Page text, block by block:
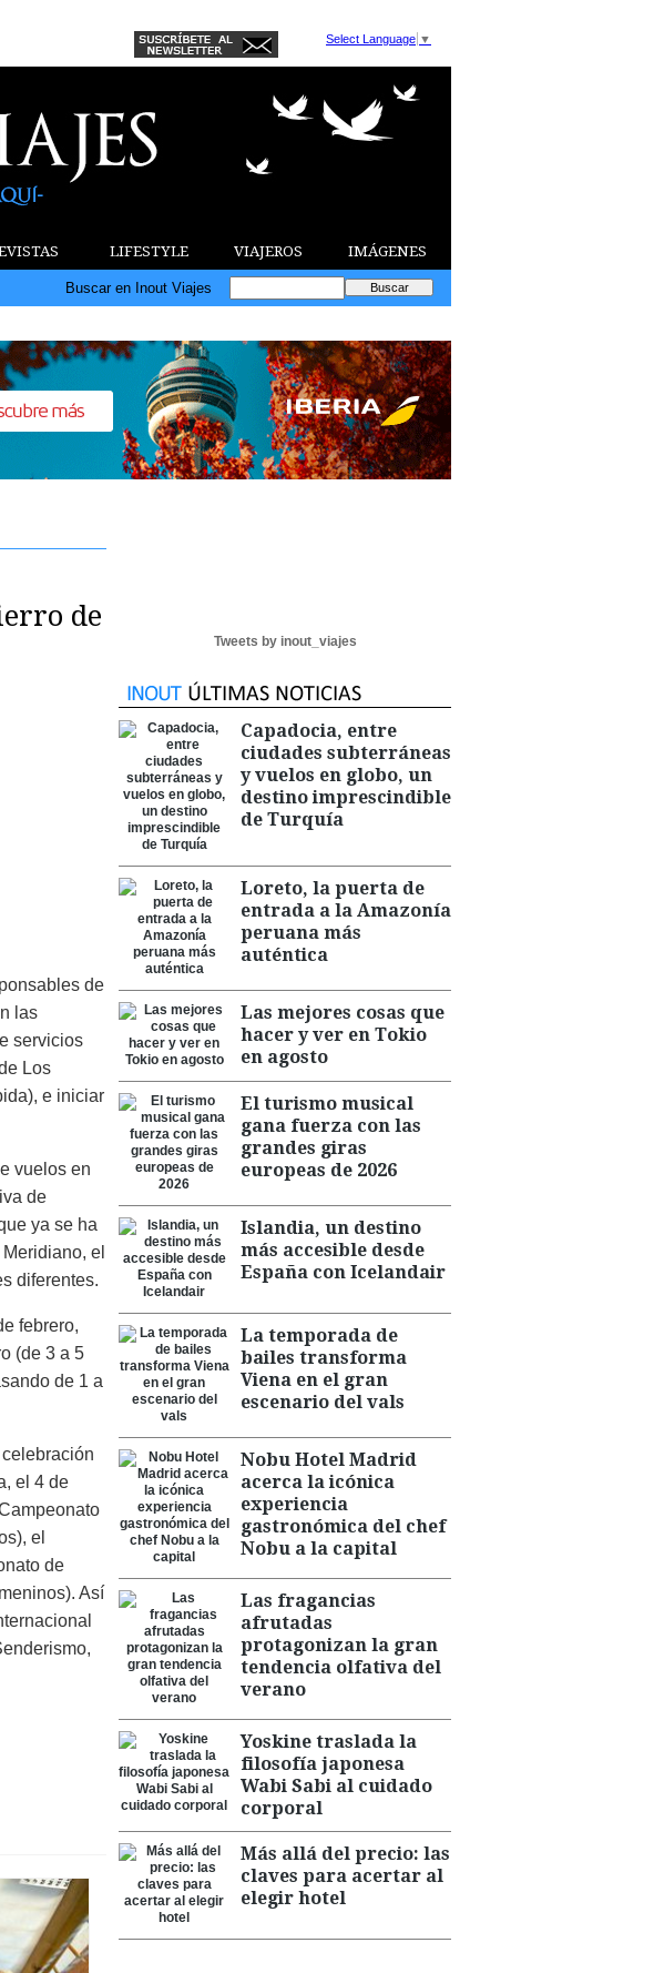
Select Language ▼
LIFESTYLE VIAJEROS IMÁGENES
Buscar en Inout Viajes
de
de
las
servicios
Los
e iniciar
vuelos en
de
ya se ha
el
diferentes.
febrero,
(de 3 a 5
de 1 a
el 4 de
el
de
Así
Tweets by inout_viajes
Capadocia, entre
ciudades subterráneas
y vuelos en globo, un
destino imprescindible
de Turquía
Loreto, la puerta de
entrada a la Amazonía
peruana más
auténtica
Las mejores cosas que
hacer y ver en Tokio
en agosto
El turismo musical
gana fuerza con las
grandes giras
europeas de 2026
Islandia, un destino
más accesible desde
España con Icelandair
La temporada de
bailes transforma
Viena en el gran
escenario del vals
Nobu Hotel Madrid
acerca la icónica
experiencia
gastronómica del chef
Nobu a la capital
Las fragancias
afrutadas
protagonizan la gran
tendencia olfativa del
verano
Yoskine traslada la
filosofía japonesa
Wabi Sabi al cuidado
corporal
Más allá del precio: las
claves para acertar al
elegir hotel